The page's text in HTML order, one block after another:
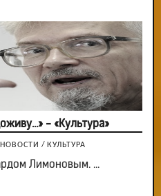
- «Культура»
/ КУЛЬТУРА
Лимоновым. ...